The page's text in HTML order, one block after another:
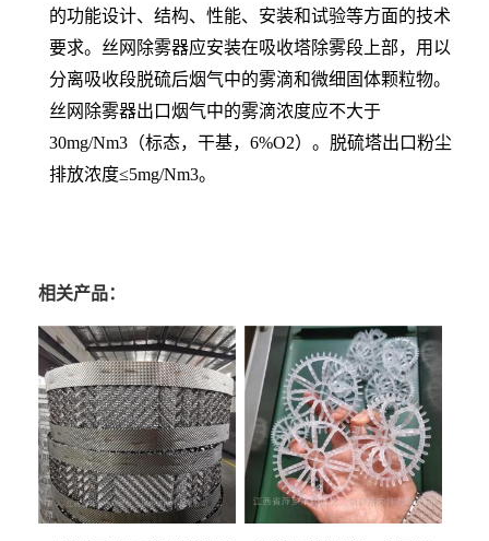
的功能设计、结构、性能、安装和试验等方面的技术
要求。丝网除雾器应安装在吸收塔除雾段上部，用以
分离吸收段脱硫后烟气中的雾滴和微细固体颗粒物。
丝网除雾器出口烟气中的雾滴浓度应不大于
30mg/Nm3（标态，干基，6%O2）。脱硫塔出口粉尘
排放浓度≤5mg/Nm3。
相关产品：